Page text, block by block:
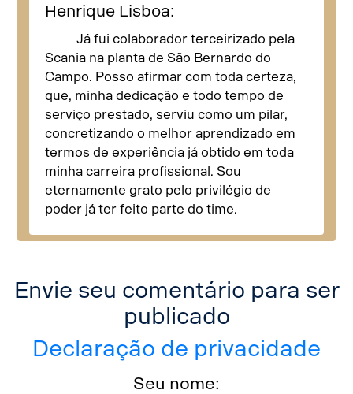
Henrique Lisboa:
Já fui colaborador terceirizado pela
Scania na planta de São Bernardo do
Campo. Posso afirmar com toda certeza,
que, minha dedicação e todo tempo de
serviço prestado, serviu como um pilar,
concretizando o melhor aprendizado em
termos de experiência já obtido em toda
minha carreira profissional. Sou
eternamente grato pelo privilégio de
poder já ter feito parte do time.
Envie seu comentário para ser
publicado
Declaração de privacidade
Seu nome: